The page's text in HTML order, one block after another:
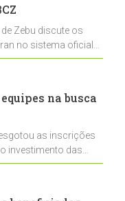
Zebu discute os
no sistema oficial
expansão na
na busca
as inscrições
investimento das
Crioulos voltados